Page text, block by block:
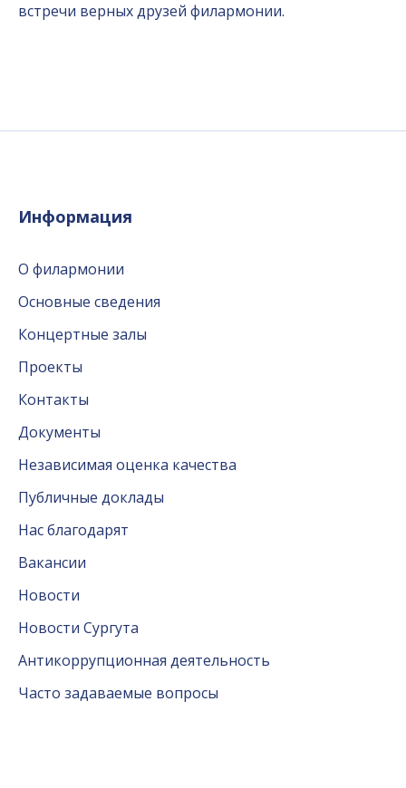
встречи верных друзей филармонии.
Информация
О филармонии
Основные сведения
Концертные залы
Проекты
Контакты
Документы
Независимая оценка качества
Публичные доклады
Нас благодарят
Вакансии
Новости
Новости Сургута
Антикоррупционная деятельность
Часто задаваемые вопросы